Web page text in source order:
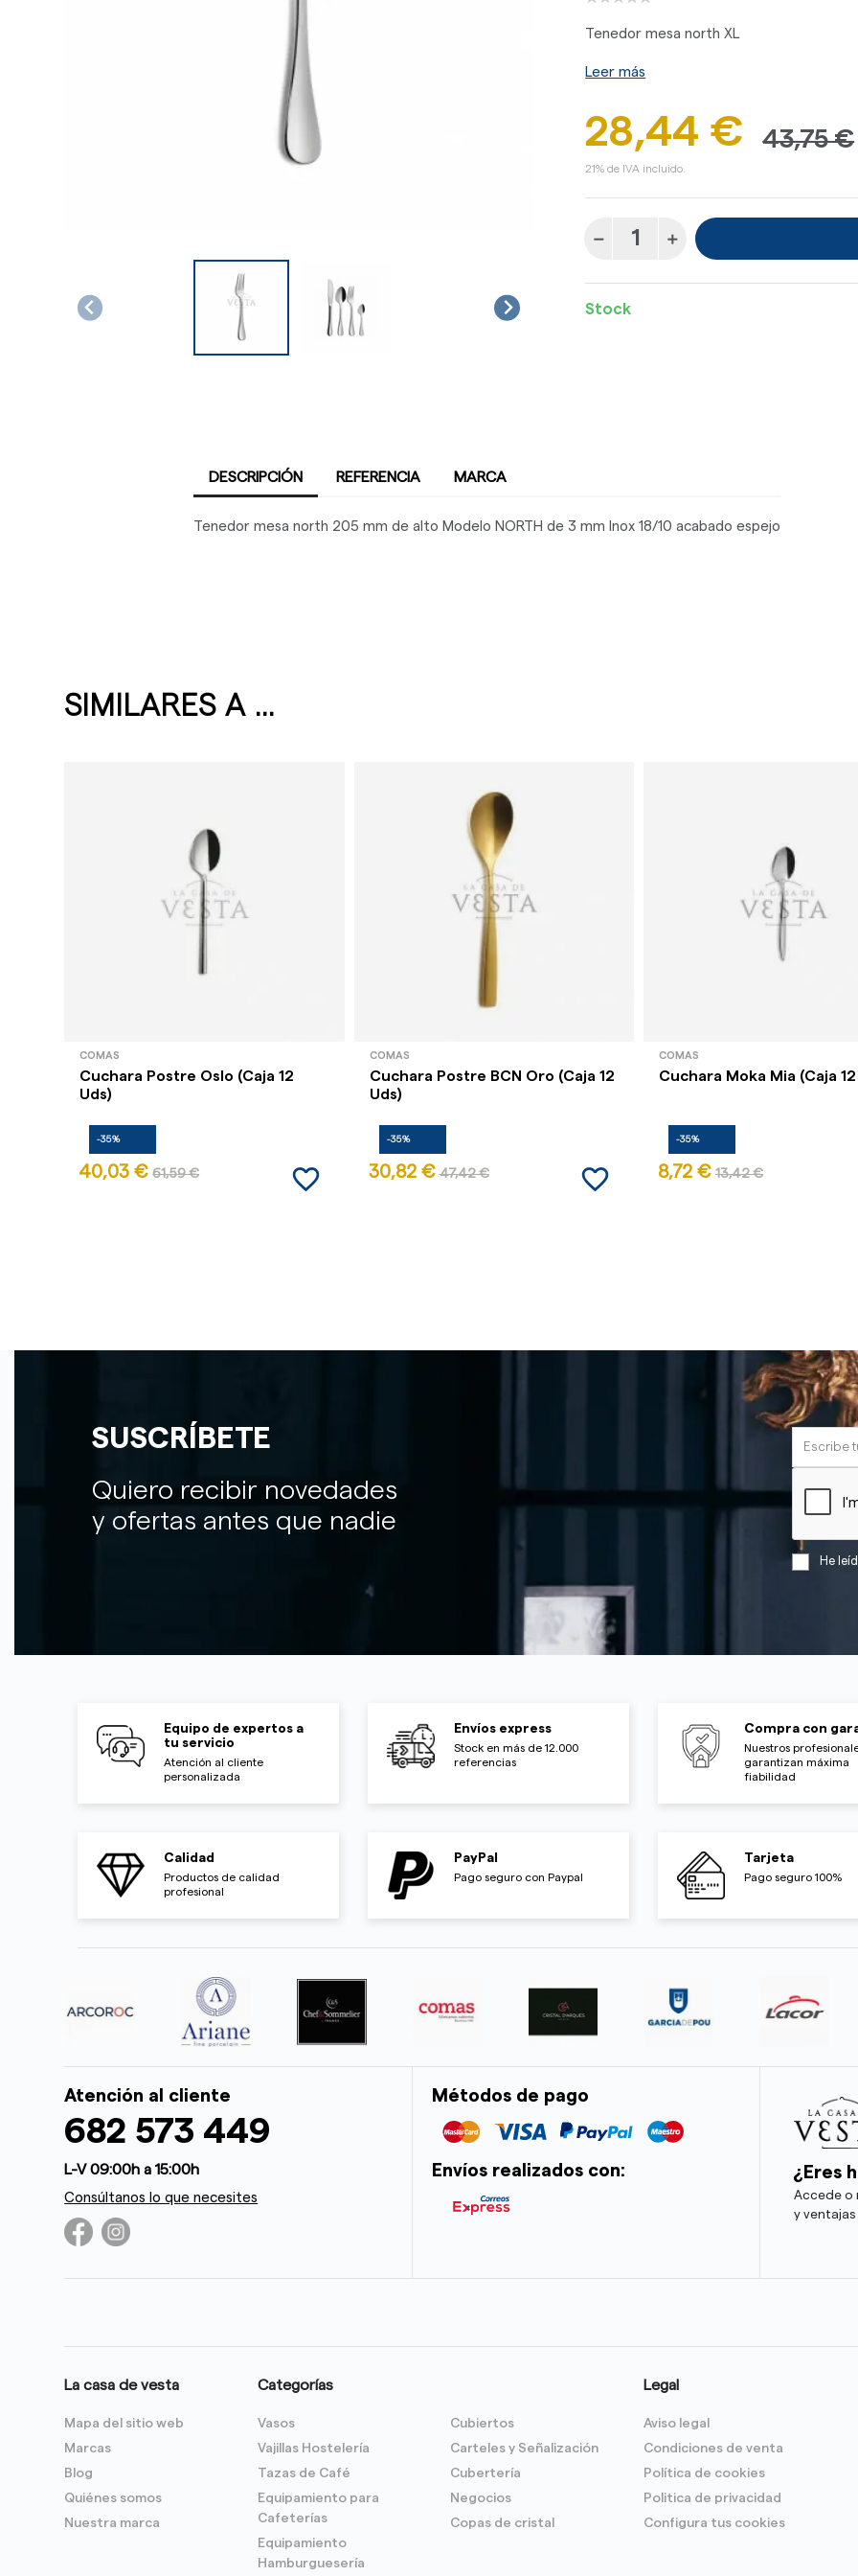
Tenedor mesa north XL
Leer más
28,44 € 43,75 €
21% de IVA incluido.
Stock
DESCRIPCIÓN REFERENCIA MARCA
Tenedor mesa north 205 mm de alto Modelo NORTH de 3 mm Inox 18/10 acabado espejo
SIMILARES A ...
COMAS
Cuchara Postre Oslo (Caja 12
Uds)
-35%
40,03 € 61,59 € favorite_border
COMAS
Cuchara Postre BCN Oro (Caja 12
Uds)
-35%
30,82 € 47,42 € favorite_border
COMAS
Cuchara Moka Mia (Caja
-35%
8,72 € 13,42 €
SUSCRÍBETE
Quiero recibir novedades
y ofertas antes que nadie
He
Equipo de expertos a
tu servicio
Atención al cliente
personalizada
Envíos express
Stock en más de 12.000
referencias
Compra con
Nuestros
garantizan máxima
fiabilidad
Calidad
Productos de calidad
profesional
PayPal
Pago seguro con Paypal
Tarjeta
Pago seguro 100%
Atención al cliente
682 573 449
L-V 09:00h a 15:00h
Consúltanos lo que necesites
Métodos de pago
Envíos realizados con: ¿Eres
Accede o
y
La casa de vesta
Mapa del sitio web
Marcas
Blog
Quiénes somos
Nuestra marca
Categorías
Vasos
Vajillas Hostelería
Tazas de Café
Equipamiento para
Cafeterías
Equipamiento
Hamburguesería
Cubiertos
Carteles y Señalización
Cubertería
Negocios
Copas de cristal
Legal
Aviso legal
Condiciones de venta
Política de cookies
Politica de privacidad
Configura tus cookies